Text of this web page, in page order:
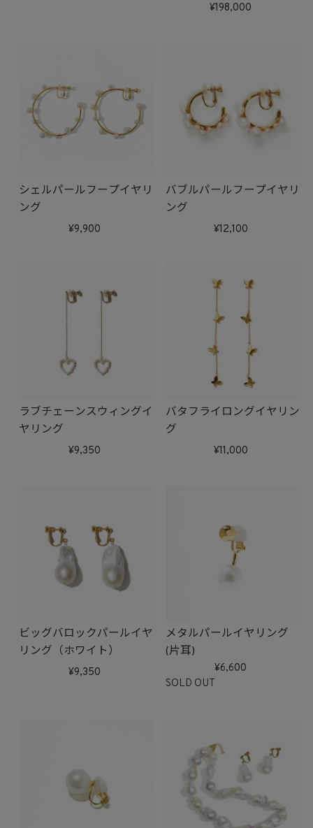
198,000
シェルパールフープイヤリ
ング
9,900
バブルパールフープイヤリ
ング
12,100
ラブチェーンスウィングイ
ヤリング
9,350
バタフライロングイヤリン
グ
11,000
ビッグバロックパールイヤ
リング（ホワイト）
9,350
メタルパールイヤリング
(片耳)
6,600
SOLD OUT